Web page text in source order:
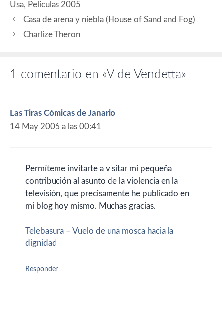
Negron Un catalán, Jaume
Collet-Serra, afincado en…
Usa, Películas 2005
Casa de arena y niebla (House of Sand and Fog)
Charlize Theron
1 comentario en «V de Vendetta»
Las Tiras Cómicas de Janario
14 May 2006 a las 00:41
Permíteme invitarte a visitar mi pequeña
contribución al asunto de la violencia en la
televisión, que precisamente he publicado en
mi blog hoy mismo. Muchas gracias.
Telebasura – Vuelo de una mosca hacia la
dignidad
Responder